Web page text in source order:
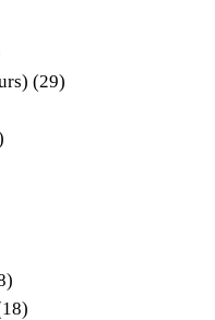
(29)